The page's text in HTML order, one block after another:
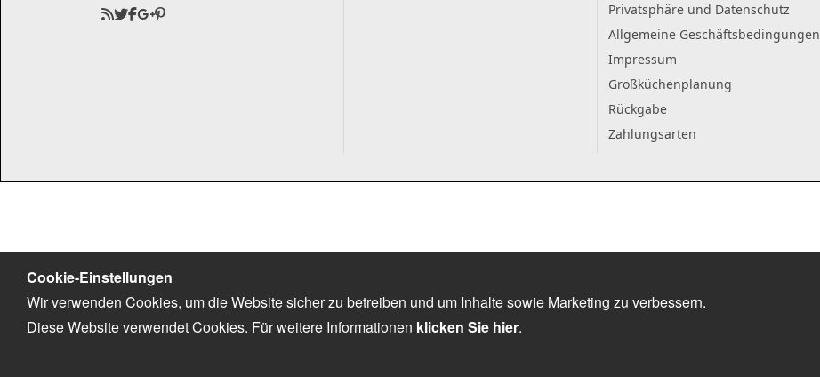
Privatsphäre und Datenschutz
Allgemeine Geschäftsbedingungen
Impressum
Großküchenplanung
Rückgabe
Zahlungsarten
Cookie-Einstellungen
Wir verwenden Cookies, um die Website sicher zu betreiben und um Inhalte sowie Marketing zu verbessern.
Diese Website verwendet Cookies. Für weitere Informationen klicken Sie hier.